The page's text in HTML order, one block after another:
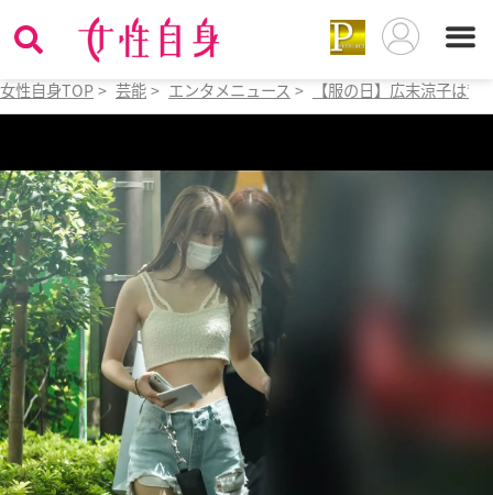
女性自身TOP > 芸能 > エンタメニュース > 【服の日】広末涼子は